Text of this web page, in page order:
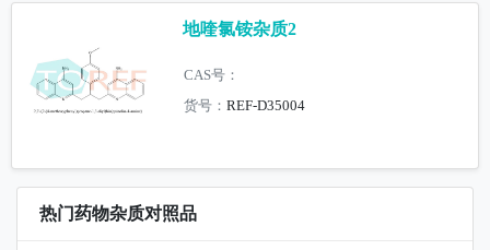
地喹氯铵杂质2
CAS号：
货号：REF-D35004
热门药物杂质对照品